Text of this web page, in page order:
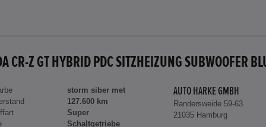
storm siber met
127.600 km
Super
Schaltgetriebe
AUTO HARKE GMBH
Randersweide 59-63
21035 Hamburg